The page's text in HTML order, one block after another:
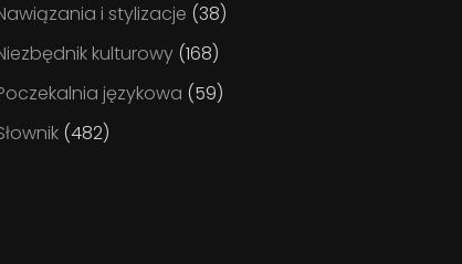
i stylizacje (38)
kulturowy (168)
językowa (59)
(482)